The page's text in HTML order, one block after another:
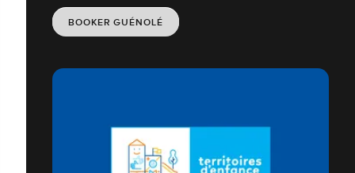
BOOKER GUÉNOLÉ